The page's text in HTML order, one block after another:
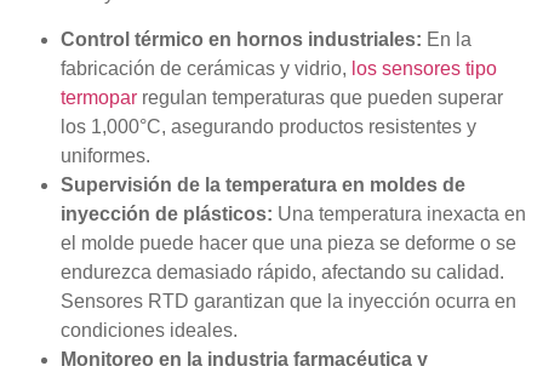
Control térmico en hornos industriales: En la
fabricación de cerámicas y vidrio, los sensores tipo
termopar regulan temperaturas que pueden superar
los 1,000°C, asegurando productos resistentes y
uniformes.
Supervisión de la temperatura en moldes de
inyección de plásticos: Una temperatura inexacta en
el molde puede hacer que una pieza se deforme o se
endurezca demasiado rápido, afectando su calidad.
Sensores RTD garantizan que la inyección ocurra en
condiciones ideales.
Monitoreo en la industria farmacéutica y